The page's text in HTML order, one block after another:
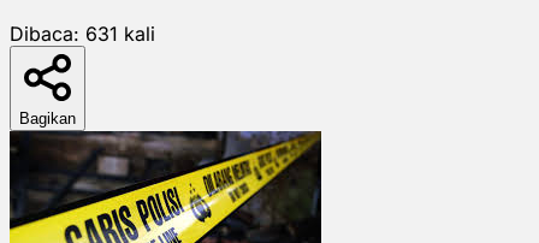
Dibaca: 631 kali
Bagikan